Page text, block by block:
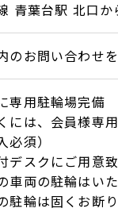
青葉台駅 北口か
のお問い合わせ
専用駐輪場完備
には、会員様専
必須）
デスクにご用意致
両の駐輪はいた
輪は固くお断り